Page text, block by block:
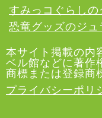
すみっコぐらしの
恐竜グッズのジュ
本サイト掲載の内
ベル館などに著作
商標または登録商
プライバシーポリ